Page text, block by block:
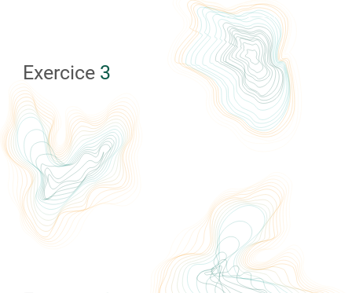
Exercice 3